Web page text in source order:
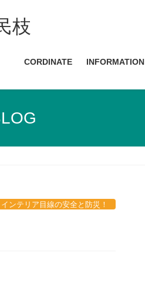
民枝
CORDINATE INFORMATION
インテリア目線の安全と防災！